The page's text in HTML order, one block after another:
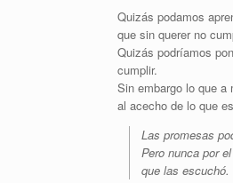
Quizás podamos
que sin querer no
Quizás podríamos
cumplir.
Sin embargo lo que
al acecho de lo que
Las promesas
Pero nunca por
que las escuchó.